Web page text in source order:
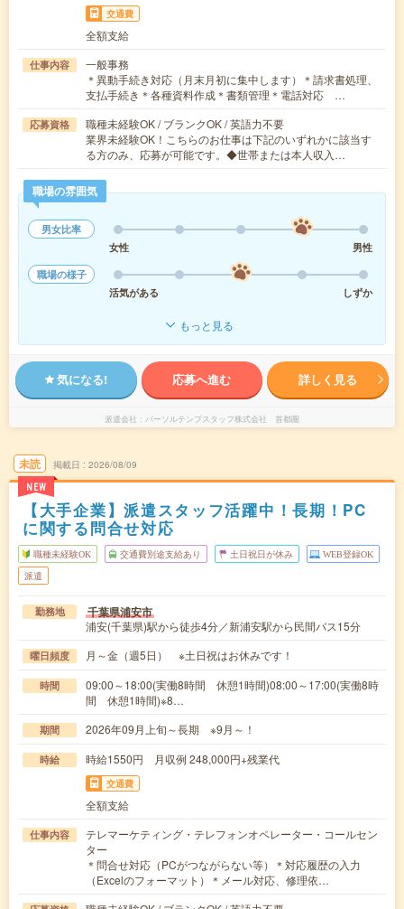
交通費
全額支給
仕事内容
一般事務
＊異動手続き対応（月末月初に集中します）＊請求書処理、
支払手続き＊各種資料作成＊書類管理＊電話対応 …
応募資格
職種未経験OK / ブランクOK / 英語力不要
業界未経験OK！こちらのお仕事は下記のいずれかに該当す
る方のみ、応募が可能です。◆世帯または本人収入…
職場の雰囲気
男女比率
女性
男性
職場の様子
活気がある
しずか
もっと見る
気になる! 応募へ進む 詳しく見る
派遣会社 パーソルテンプスタッフ株式会社 首都圏
未読
NEW
掲載日 2026/08/09
【大手企業】派遣スタッフ活躍中！長期！PC
に関する問合せ対応
職種未経験OK 交通費別途支給あり 土日祝日が休み WEB登録OK
派遣
勤務地 千葉県浦安市
浦安(千葉県)駅から徒歩4分／新浦安駅から民間バス15分
曜日頻度 月～金（週5日） ※土日祝はお休みです！
時間
09:00～18:00(実働8時間 休憩1時間)08:00～17:00(実働8時
間 休憩1時間)※8…
期間 2026年09月上旬～長期 ※9月～！
時給 時給1550円 月収例 248,000円+残業代
交通費
全額支給
仕事内容
テレマーケティング・テレフォンオペレーター・コールセン
ター
＊問合せ対応（PCがつながらない等）＊対応履歴の入力
（Excelのフォーマット）＊メール対応、修理依…